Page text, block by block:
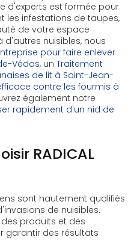
d'experts est formée pour
les infestations de taupes,
de votre espace
d'autres nuisibles, nous
pour faire enlever
Védas, un Traitement
de lit à Saint-Jean-
contre les fourmis à
également notre
rapidement d'un nid de
RADICAL
sont hautement qualifiés
de nuisibles.
des produits et des
garantir des résultats